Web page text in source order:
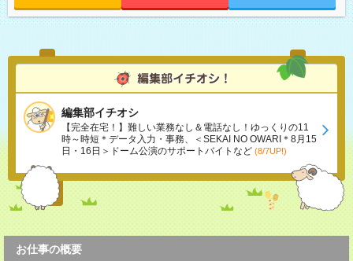
編集部イチオシ
【完全在宅！】難しい業務なし＆電話なし！ゆっくりの11
時～時短＊データ入力・事務、＜SEKAI NO OWARI＊8月15
日・16日＞ドーム公演のサポートバイトなど (8/7UP!)
お仕事の概要